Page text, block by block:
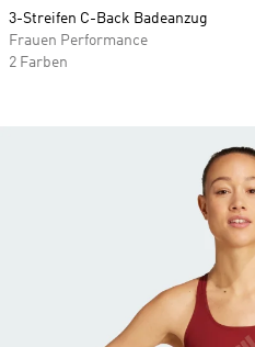
3-Streifen C-Back Badeanzug
Frauen Performance
2 Farben